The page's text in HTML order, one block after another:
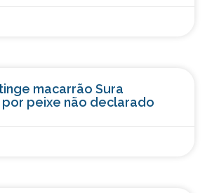
macarrão Sura
por peixe não declarado